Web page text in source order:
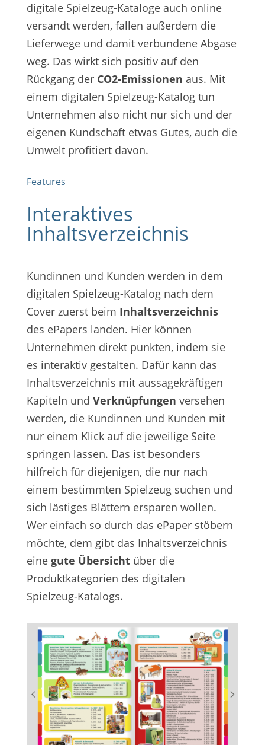
digitale Spielzeug-Kataloge auch online
versandt werden, fallen außerdem die
Lieferwege und damit verbundene Abgase
weg. Das wirkt sich positiv auf den
Rückgang der CO2-Emissionen aus. Mit
einem digitalen Spielzeug-Katalog tun
Unternehmen also nicht nur sich und der
eigenen Kundschaft etwas Gutes, auch die
Umwelt profitiert davon.
Features
Interaktives
Inhaltsverzeichnis
Kundinnen und Kunden werden in dem
digitalen Spielzeug-Katalog nach dem
Cover zuerst beim Inhaltsverzeichnis
des ePapers landen. Hier können
Unternehmen direkt punkten, indem sie
es interaktiv gestalten. Dafür kann das
Inhaltsverzeichnis mit aussagekräftigen
Kapiteln und Verknüpfungen versehen
werden, die Kundinnen und Kunden mit
nur einem Klick auf die jeweilige Seite
springen lassen. Das ist besonders
hilfreich für diejenigen, die nur nach
einem bestimmten Spielzeug suchen und
sich lästiges Blättern ersparen wollen.
Wer einfach so durch das ePaper stöbern
möchte, dem gibt das Inhaltsverzeichnis
eine gute Übersichtüber die
Produktkategorien des digitalen
Spielzeug-Katalogs.